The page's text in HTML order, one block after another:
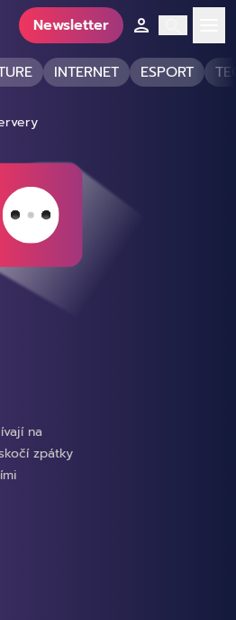
Newsletter
INTERNET ESPORT
na
zpátky